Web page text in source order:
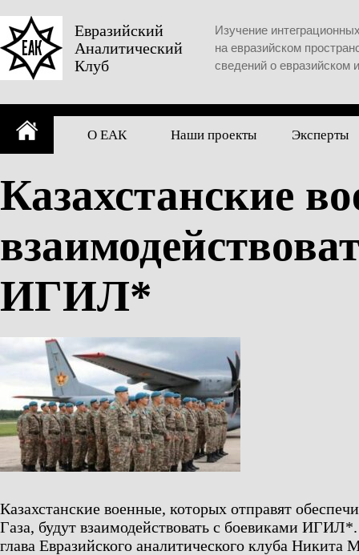
to
content
Евразийский
Аналитический
Клуб
Изучение
на евразийском
сведений о евразийском
О ЕАК Наши проекты Эксперты
Казахстанские
ИГИЛ*
Казахстанские военные, которых отправят
Газа, будут взаимодействовать с боевиками
глава Евразийского аналитического клуба Никита